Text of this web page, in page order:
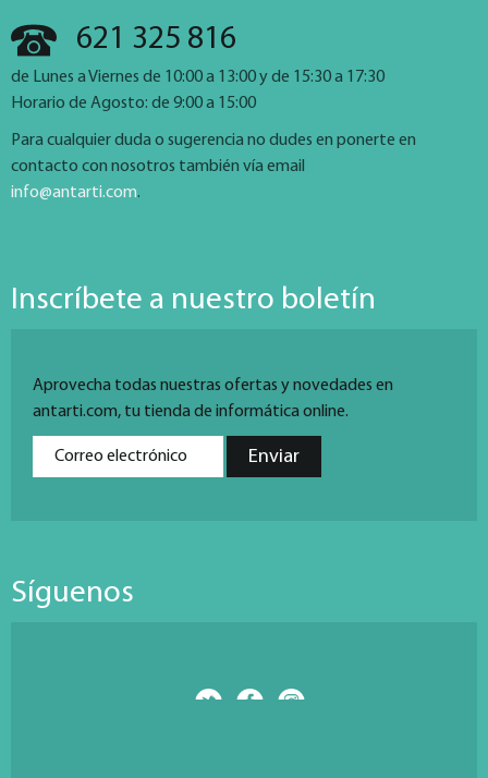
621 325 816
de Lunes a Viernes de 10:00 a 13:00 y de 15:30 a 17:30
Horario de Agosto: de 9:00 a 15:00
Para cualquier duda o sugerencia no dudes en ponerte en
contacto con nosotros también vía email
info@antarti.com.
Inscríbete a nuestro boletín
Aprovecha todas nuestras ofertas y novedades en
antarti.com, tu tienda de informática online.
Síguenos